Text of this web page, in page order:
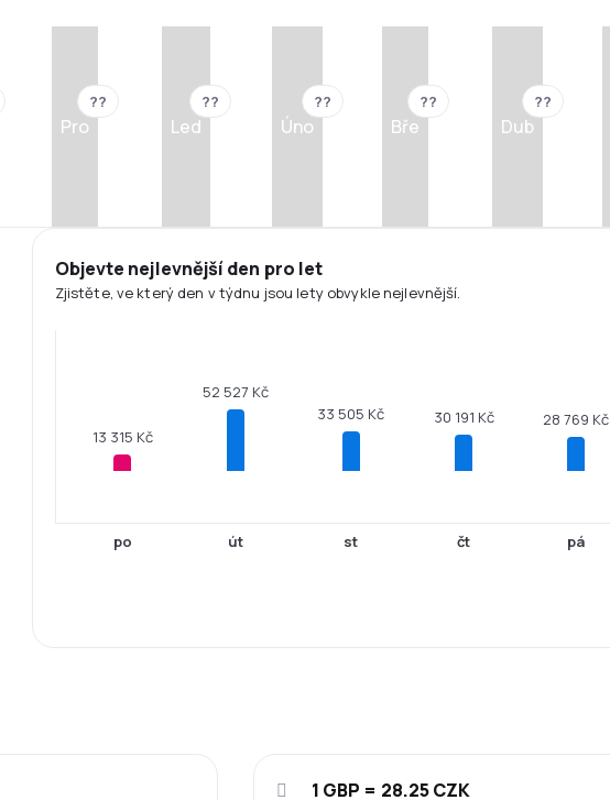
Pro
??
Led
??
Úno
??
Bře
??
Dub
??
Objevte nejlevnější den pro let
Zjistěte, ve který den v týdnu jsou lety obvykle nejlevnější.
13 315 Kč
po
52 527 Kč
út
33 505 Kč
st
30 191 Kč
čt
28 769 Kč
pá
1 GBP = 28.25 CZK